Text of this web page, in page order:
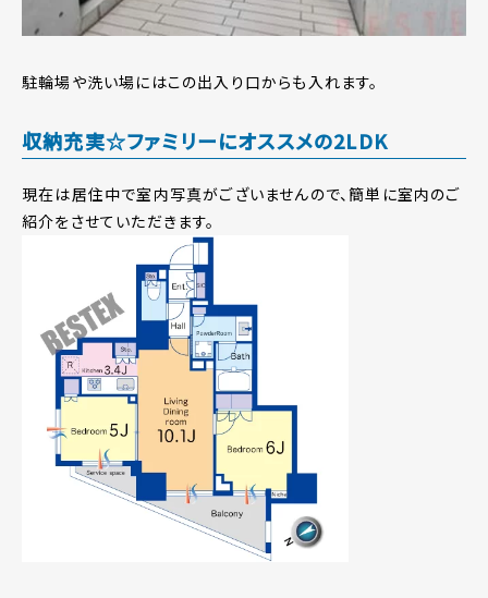
駐輪場や洗い場にはこの出入り口からも入れます。
収納充実☆ファミリーにオススメの2LDK
現在は居住中で室内写真がございませんので、簡単に室内のご
紹介をさせていただきます。